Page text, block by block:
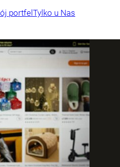
portfelTylko u Nas